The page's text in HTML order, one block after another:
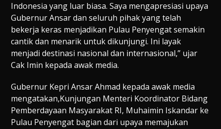
Indonesia yang luar biasa. Saya mengapresiasi upaya
Gubernur Ansar dan seluruh pihak yang telah
bekerja keras menjadikan Pulau Penyengat semakin
cantik dan menarik untuk dikunjungi. Ini layak
menjadi destinasi nasional dan internasional,” ujar
Cak Imin kepada awak media.
Gubernur Kepri Ansar Ahmad kepada awak media
mengatakan,Kunjungan Menteri Koordinator Bidang
Pemberdayaan Masyarakat RI, Muhaimin Iskandar ke
Pulau Penyengat bagian dari upaya memajukan